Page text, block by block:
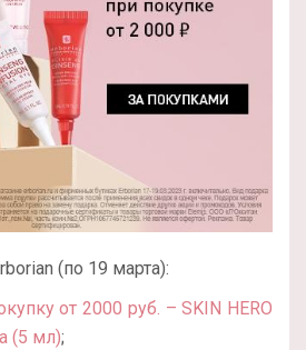
(по 19 марта):
от 2000 руб. – SKIN HERO
(5 мл);